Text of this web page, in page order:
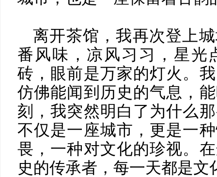
离开茶馆，我再次登上
番风味，凉风习习，星光
砖，眼前是万家的灯火。
仿佛能闻到历史的气息，
刻，我突然明白了为什么
不仅是一座城市，更是一
畏，一种对文化的珍视。
史的传承者，每一天都是文